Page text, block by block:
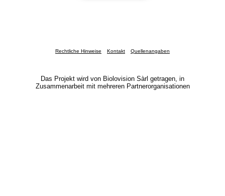
Rechtliche Hinweise Kontakt Quellenangaben
Das Projekt wird von Biolovision Sàrl getragen, in
Zusammenarbeit mit mehreren Partnerorganisationen